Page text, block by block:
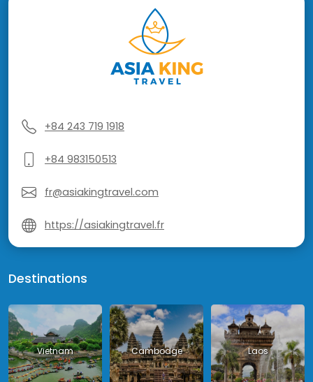
+84 243 719 1918
+84 983150513
fr@asiakingtravel.com
https://asiakingtravel.fr
Destinations
Vietnam Cambodge Laos